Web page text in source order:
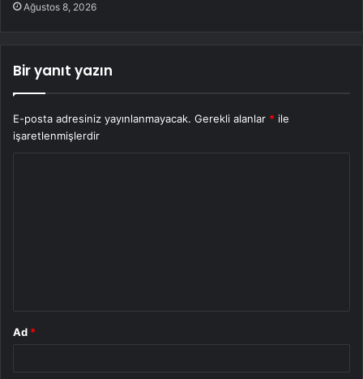
Ağustos 8, 2026
Bir yanıt yazın
E-posta adresiniz yayınlanmayacak. Gerekli alanlar * ile
işaretlenmişlerdir
Ad *